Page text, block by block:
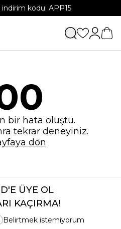
kodu: APP15
bir hata oluştu.
tekrar deneyiniz.
dön
ÜYE OL
KAÇIRMA!
Belirtmek istemiyorum